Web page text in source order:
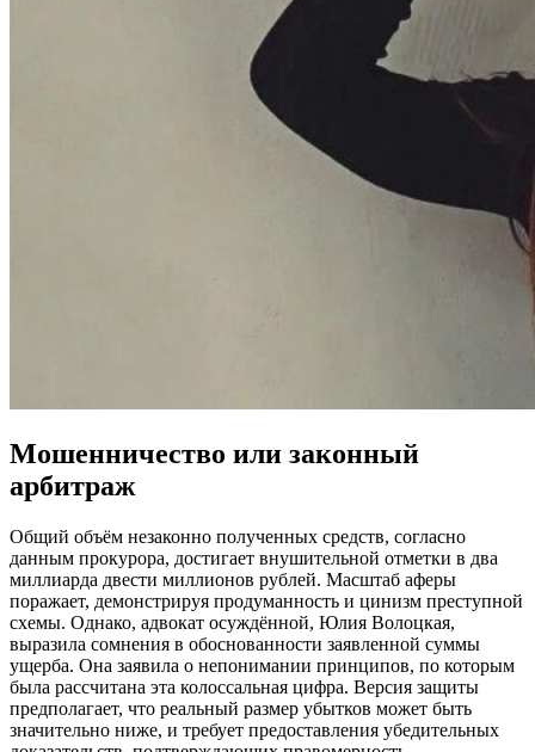
Мошенничество или законный
арбитраж
Общий объём незаконно полученных средств, согласно
данным прокурора, достигает внушительной отметки в два
миллиарда двести миллионов рублей. Масштаб аферы
поражает, демонстрируя продуманность и цинизм преступной
схемы. Однако, адвокат осуждённой, Юлия Волоцкая,
выразила сомнения в обоснованности заявленной суммы
ущерба. Она заявила о непонимании принципов, по которым
была рассчитана эта колоссальная цифра. Версия защиты
предполагает, что реальный размер убытков может быть
значительно ниже, и требует предоставления убедительных